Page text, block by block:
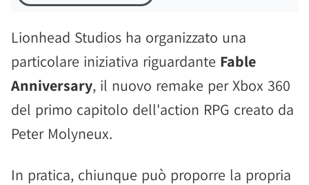
Lionhead Studios ha organizzato una
particolare iniziativa riguardante Fable
Anniversary, il nuovo remake per Xbox 360
del primo capitolo dell'action RPG creato da
Peter Molyneux.
In pratica, chiunque può proporre la propria